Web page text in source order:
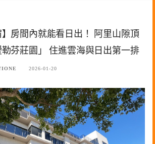
】房間內就能看日出！ 阿里山隙頂
芬莊園」 住進雲海與日出第一排
2026-01-20